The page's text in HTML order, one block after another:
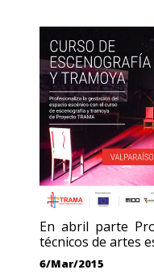
En abril parte
técnicos de artes
6/Mar/2015